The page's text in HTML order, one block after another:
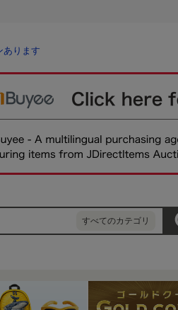
あります
すべてのカテゴリ